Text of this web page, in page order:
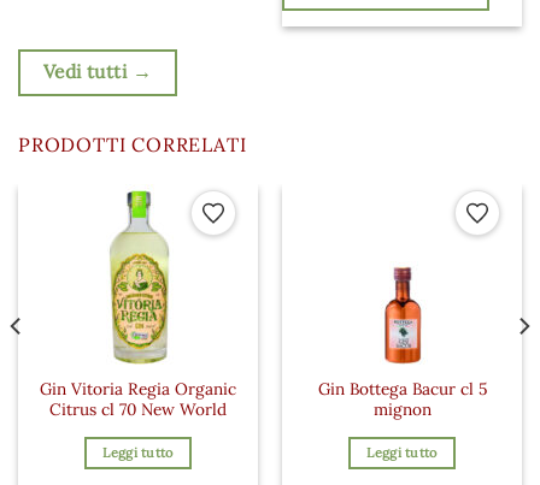
Vedi tutti →
PRODOTTI CORRELATI
Aggiungi ai preferiti
Gin Vitoria Regia Organic
Citrus cl 70 New World
Leggi tutto
Gin Bottega Bacur cl 5
mignon
Leggi tutto